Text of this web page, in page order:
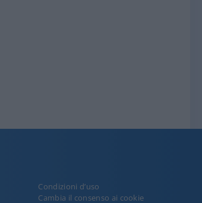
Condizioni d’uso
Cambia il consenso ai cookie